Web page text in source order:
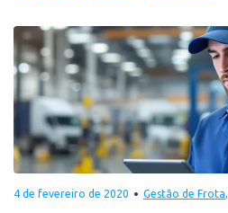
4 de fevereiro de 2020 Gestão de Frota,